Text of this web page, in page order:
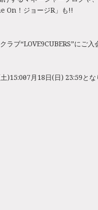
On！ジョージR」も!!
ブ“LOVE9CUBERS”にご入
)15:00～7月18日(日) 23:59とな